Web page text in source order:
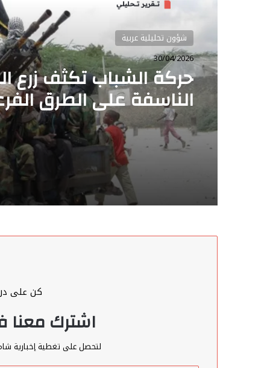
شؤون تحليلية عربية
30/04/2026
عبر خلايا صغيرة.. حركة
تعيد تشكيل انتشارها
في شبيلي الوسطى
كن على
اشترك معنا
لتحصل على تغطية إخبارية